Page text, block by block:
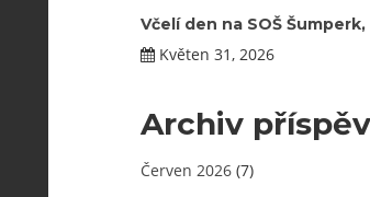
Včelí den na SOŠ
Květen 31, 2026
Archiv
Červen 2026 (7)